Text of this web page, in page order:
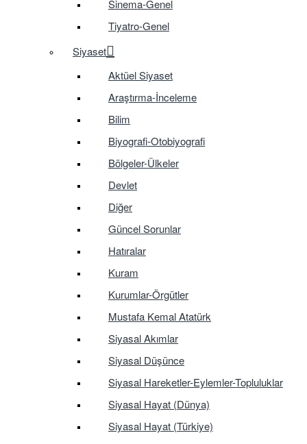
Sinema-Genel
Tiyatro-Genel
Siyaset
Aktüel Siyaset
Araştırma-İnceleme
Bilim
Biyografi-Otobiyografi
Bölgeler-Ülkeler
Devlet
Diğer
Güncel Sorunlar
Hatıralar
Kuram
Kurumlar-Örgütler
Mustafa Kemal Atatürk
Siyasal Akımlar
Siyasal Düşünce
Siyasal Hareketler-Eylemler-Topluluklar
Siyasal Hayat (Dünya)
Siyasal Hayat (Türkiye)